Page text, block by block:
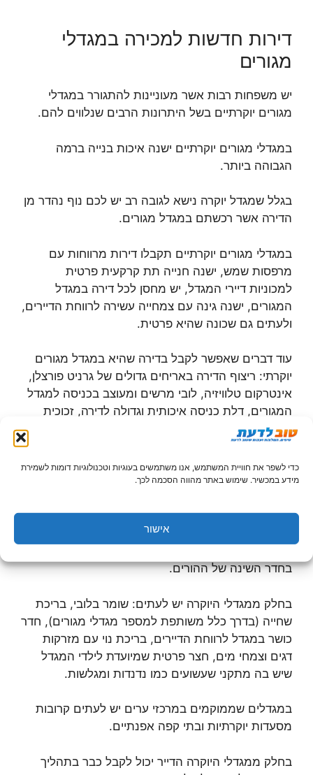
כדי לשפר את חוויית המשתמש, אנו משתמשים בעוגיות וטכנולוגיות דומות לשמירת
מידע במכשיר. שימוש באתר מהווה הסכמה לכך.
אישור
דירות חדשות למכירה במגדלי
מגורים
יש משפחות רבות אשר מעוניינות להתגורר במגדלי
מגורים יוקרתיים בשל היתרונות הרבים שנלווים להם.
במגדלי מגורים יוקרתיים ישנה איכות בנייה ברמה
הגבוהה ביותר.
בגלל שמגדל יוקרה נישא לגובה רב יש לכם נוף נהדר מן
הדירה אשר רכשתם במגדל מגורים.
במגדלי מגורים יוקרתיים תקבלו דירות מרווחות עם
מרפסות שמש, ישנה חנייה תת קרקעית פרטית
למכוניות דיירי המגדל, יש מחסן לכל דירה במגדל
המגורים, ישנה גינה עם צמחייה עשירה לרווחת הדיירים,
ולעתים גם שכונה שהיא פרטית.
עוד דברים שאפשר לקבל בדירה שהיא במגדל מגורים
יוקרתי: ריצוף הדירה באריחים גדולים של גרניט פורצלן,
אינטרקום טלוויזיה, לובי מרשים ומעוצב בכניסה למגדל
המגורים, דלת כניסה איכותית וגדולה לדירה, זכוכית
מבודדת בחלונות הדירה, נקודת טלפון וטלוויזיה בכל
אחד מחדרי הדירה, שיש קיסר למטבח, ארונות מטבח
איכותיים, שני חדרי רחצה עם אסלות תלויות וגם מכלי
הדחה שהם סמויים, ברזי פרח יפים, הכנה למערכת של
אמבטיה איכותיים ויפים, חשמל שהוא בעל שלוש פזות
שמאפשר להפעיל הרבה מכשירי חשמל בו זמנית,
בחדר השינה של ההורים.
בחלק ממגדלי היוקרה יש לעתים: שומר בלובי, בריכת
שחייה (בדרך כלל משותפת למספר מגדלי מגורים), חדר
כושר במגדל לרווחת הדיירים, בריכת נוי עם מזרקות
דגים וצמחי מים, חצר פרטית שמיועדת לילדי המגדל
שיש בה מתקני שעשועים כמו נדנדות ומגלשות.
במגדלים שממוקמים במרכזי ערים יש לעתים קרובות
מסעדות יוקרתיות ובתי קפה אפנתיים.
בחלק ממגדלי היוקרה הדייר יכול לקבל כבר בתהליך